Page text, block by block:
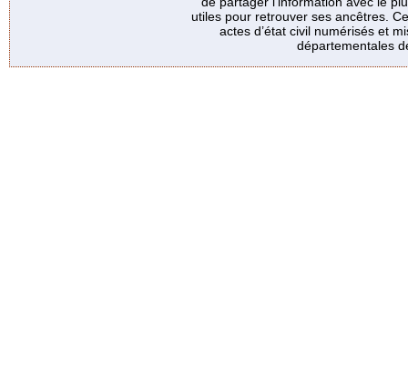
utiles pour retrouver ses ancêtres.
actes d’état civil numérisés et
départementales